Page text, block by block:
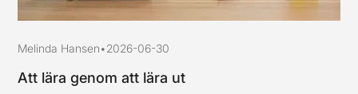
Melinda Hansen•2026-06-30
Att lära genom att lära ut